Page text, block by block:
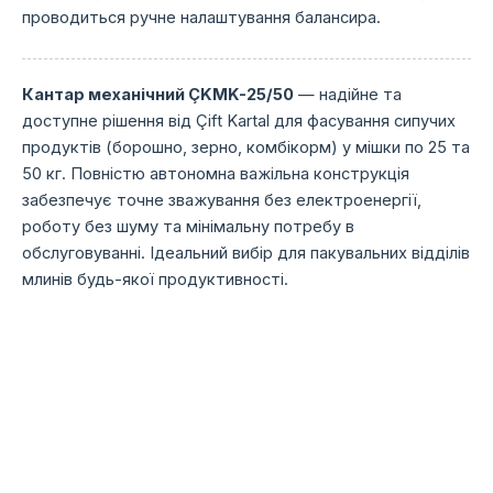
проводиться ручне налаштування балансира.
Кантар механічний ÇKMK-25/50 — надійне та
доступне рішення від Çift Kartal для фасування сипучих
продуктів (борошно, зерно, комбікорм) у мішки по 25 та
50 кг. Повністю автономна важільна конструкція
забезпечує точне зважування без електроенергії,
роботу без шуму та мінімальну потребу в
обслуговуванні. Ідеальний вибір для пакувальних відділів
млинів будь-якої продуктивності.